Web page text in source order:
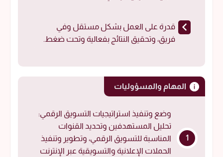
قدرة على العمل بشكل مستقل وفي
فريق، وتحقيق النتائج بفعالية وتحت ضغط.
المهام والمسؤوليات
وضع وتنفيذ استراتيجيات التسويق الرقمي:
تحليل المستهدفين وتحديد القنوات
المناسبة للتسويق الرقمي، وتطوير وتنفيذ
الحملات الإعلانية والتسويقية عبر الإنترنت